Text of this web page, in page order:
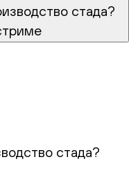
стада?
стада?